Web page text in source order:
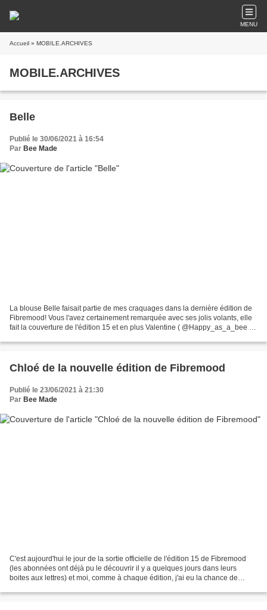
MENU
Accueil » MOBILE.ARCHIVES
MOBILE.ARCHIVES
Belle
Publié le 30/06/2021 à 16:54
Par Bee Made
La blouse Belle faisait partie de mes craquages dans la dernière édition de
Fibremood! Vous l'avez certainement remarquée avec ses jolis volants, elle
fait la couverture de l'édition 15 et en plus Valentine ( @Happy_as_a_bee )
Chloé de la nouvelle édition de Fibremood
Publié le 23/06/2021 à 21:30
Par Bee Made
C'est aujourd'hui le jour de la sortie officielle de l'édition 15 de Fibremood
(les abonnées ont déjà pu le découvrir il y a quelques jours dans leurs
boites aux lettres) et moi, comme à chaque édition, j'ai eu la chance de